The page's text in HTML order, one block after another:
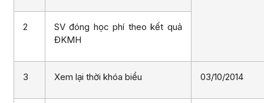
2
SV đóng học phí theo kết quả
ĐKMH
3 Xem lại thời khóa biểu 03/10/2014